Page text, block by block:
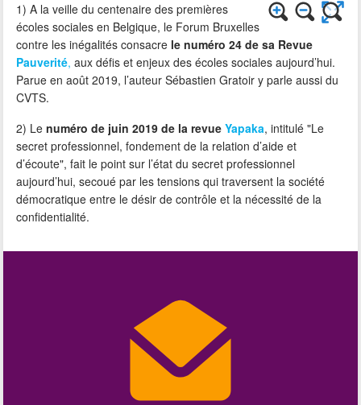
1) A la veille du centenaire des premières
écoles sociales en Belgique, le Forum Bruxelles
contre les inégalités consacre le numéro 24 de sa Revue
Pauverité, aux défis et enjeux des écoles sociales aujourd’hui.
Parue en août 2019, l’auteur Sébastien Gratoir y parle aussi du
CVTS.
2) Lenuméro de juin 2019 de la revueYapaka, intitulé "Le
secret professionnel, fondement de la relation d’aide et
d’écoute", fait le point sur l’état du secret professionnel
aujourd’hui, secoué par les tensions qui traversent la société
démocratique entre le désir de contrôle et la nécessité de la
confidentialité.